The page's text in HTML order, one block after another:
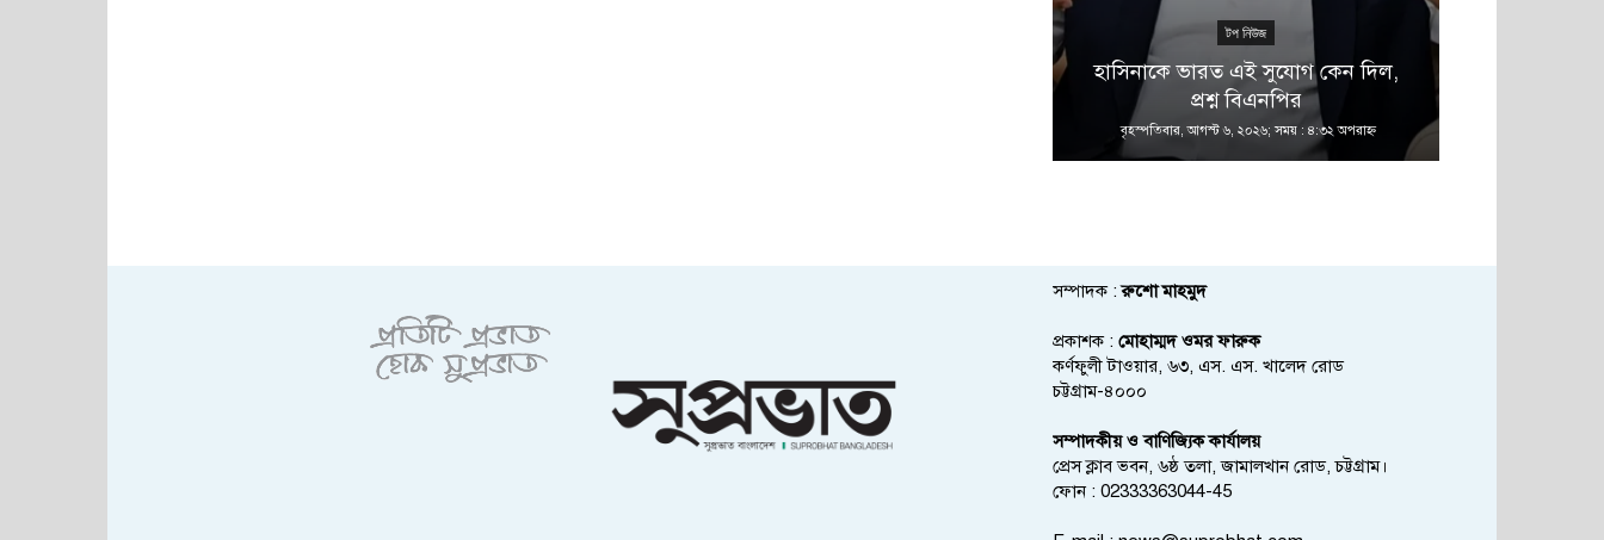
টপ নিউজ
হাসিনাকে ভারত এই সুযোগ কেন দিল,
প্রশ্ন বিএনপির
বৃহস্পতিবার, আগস্ট ৬, ২০২৬; সময় : ৪:৩২ অপরাহ্ণ
সম্পাদক :রুশো মাহমুদ
প্রকাশক : মোহাম্মদ ওমর ফারুক
কর্ণফুলী টাওয়ার, ৬৩, এস. এস. খালেদ রোড
চট্টগ্রাম-৪০০০
সম্পাদকীয় ও বাণিজ্যিক কার্যালয়
প্রেস ক্লাব ভবন, ৬ষ্ঠ তলা, জামালখান রোড, চট্টগ্রাম।
ফোন : 02333363044-45